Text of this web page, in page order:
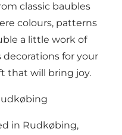
classic baubles
colours, patterns
a little work of
decorations for your
that will bring joy.
in Rudkøbing,